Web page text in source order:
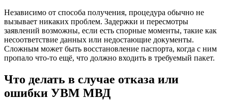
Независимо от способа получения, процедура обычно не
вызывает никаких проблем. Задержки и пересмотры
заявлений возможны, если есть спорные моменты, такие как
несоответствие данных или недостающие документы.
Сложным может быть восстановление паспорта, когда с ним
пропало что-то ещё, что должно входить в требуемый пакет.
Что делать в случае отказа или
ошибки УВМ МВД